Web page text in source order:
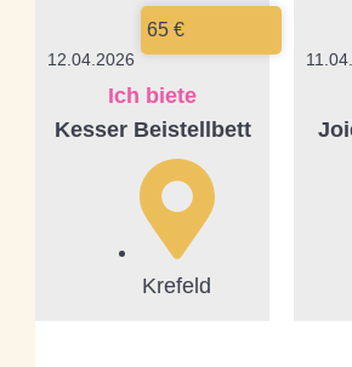
12.04.2026
Ich biete
Kesser Beistellbett
Krefeld
65 €